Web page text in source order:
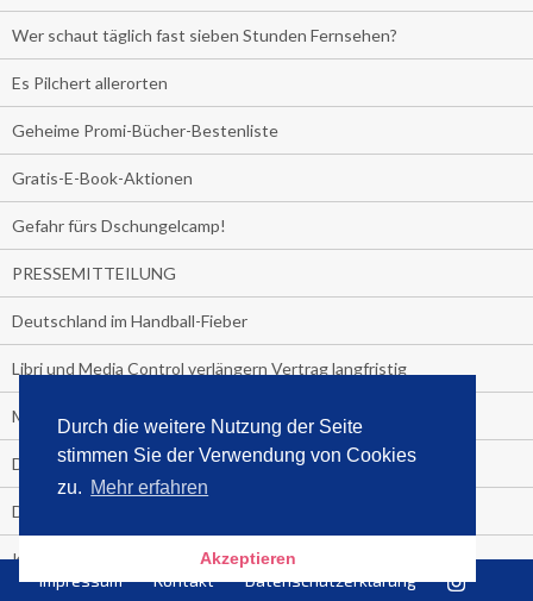
Durch die weitere Nutzung der Seite
stimmen Sie der Verwendung von Cookies
zu. Mehr erfahren
Akzeptieren
Wer schaut täglich fast sieben Stunden Fernsehen?
Es Pilchert allerorten
Geheime Promi-Bücher-Bestenliste
Gratis-E-Book-Aktionen
Gefahr fürs Dschungelcamp!
PRESSEMITTEILUNG
Deutschland im Handball-Fieber
Libri und Media Control verlängern Vertrag langfristig
Medienquiz:
Deutschlands Jahrescharts 2018
Die TV-Quotenkönige 2018
KNV und Media Control verlängern vorzeitig Zusammenarbeit
Impressum Kontakt Datenschutzerklärung